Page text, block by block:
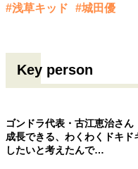
#浅草キッド
#城田優
Key person
ゴンドラ代表・古江恵治さん
成長できる、わくわくドキド
したいと考えたんで…